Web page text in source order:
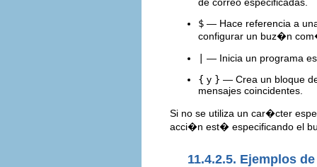
$ — Hace referencia a
configurar un buz�n
— Inicia un programa
{ y } — Crea un bloque
mensajes coincidentes.
Si no se utiliza un car�cter
acci�n est� especificando el
11.4.2.5. Ejemplos